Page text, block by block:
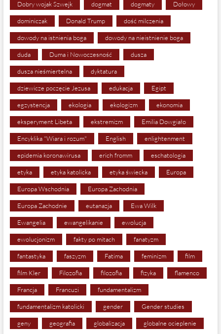
Dobry wojak Szwejk dogmat dogmaty Dołowy
dominiczak Donald Trump dość milczenia
dowody na istnienia boga dowody na nieistnienie boga
duda Duma i Nowoczesność dusza
dusza nieśmiertelna dyktatura
dziewicze poczęcie Jezusa edukacja Egipt
egzystencja ekologia ekologizm ekonomia
eksperyment Libeta ekstremizm Emilia Dowgiało
Encyklika "Wiara i rozum" English enlightenment
epidemia koronawirusa erich fromm eschatologia
etyka etyka katolicka etyka świecka Europa
Europa Wschodnia Europa Zachodnia
Europa Zachodnie eutanazja Ewa Wilk
Ewangelia ewangelikanie ewolucja
ewolucjonizm fakty po mitach fanatyzm
fantastyka faszyzm Fatima feminizm film
film Kler Filozofia filozofia fizyka flamenco
Francja Francuzi fundamentalizm
fundamentalizm katolicki gender Gender studies
geny geografia globalizacja globalne ocieplenie